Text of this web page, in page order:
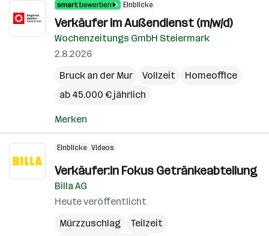
Einblicke
Verkäufer im Außendienst (m/w/d)
Wochenzeitungs GmbH Steiermark
2.8.2026
Bruck an der Mur
Vollzeit
Homeoffice
ab 45.000 € jährlich
Merken
Einblicke Videos
Verkäufer:in Fokus Getränkeabteilung
Billa AG
Heute veröffentlicht
Mürzzuschlag
Teilzeit